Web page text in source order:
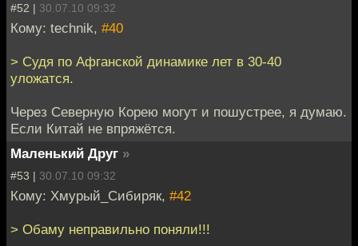
#52 | 30.07.10 09:32
Кому: technik, #40
> Судя по Афганской динамике лет в 30-40
уложатся.
Через Северную Корею могут и пошустрее, я думаю.
Если Китай не впряжётся.
Маленький Друг »
#53 | 30.07.10 09:32
Кому: Хмурый_Сибиряк, #42
> Обаму неправильно поняли!!!